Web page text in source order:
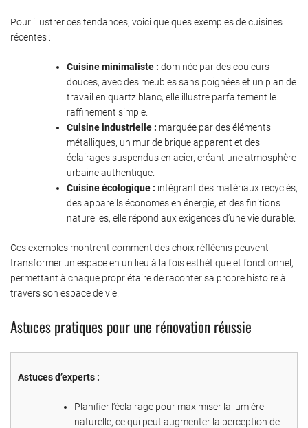
Pour illustrer ces tendances, voici quelques exemples de cuisines
récentes :
Cuisine minimaliste : dominée par des couleurs
douces, avec des meubles sans poignées et un plan de
travail en quartz blanc, elle illustre parfaitement le
raffinement simple.
Cuisine industrielle : marquée par des éléments
métalliques, un mur de brique apparent et des
éclairages suspendus en acier, créant une atmosphère
urbaine authentique.
Cuisine écologique : intégrant des matériaux recyclés,
des appareils économes en énergie, et des finitions
naturelles, elle répond aux exigences d’une vie durable.
Ces exemples montrent comment des choix réfléchis peuvent
transformer un espace en un lieu à la fois esthétique et fonctionnel,
permettant à chaque propriétaire de raconter sa propre histoire à
travers son espace de vie.
Astuces pratiques pour une rénovation réussie
Astuces d’experts :
Planifier l’éclairage pour maximiser la lumière
naturelle, ce qui peut augmenter la perception de